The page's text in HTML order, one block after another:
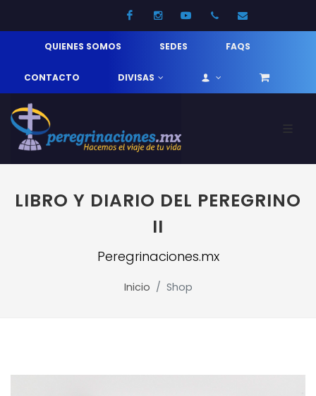
FacebookInstagramYoutube52 33 31210744
QUIENES SOMOS SEDES FAQS
CONTACTO DIVISAS
LIBRO Y DIARIO DEL PEREGRINO
II
Peregrinaciones.mx
Inicio Shop